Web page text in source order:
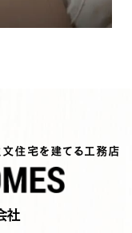
文住宅を建てる工務店
社